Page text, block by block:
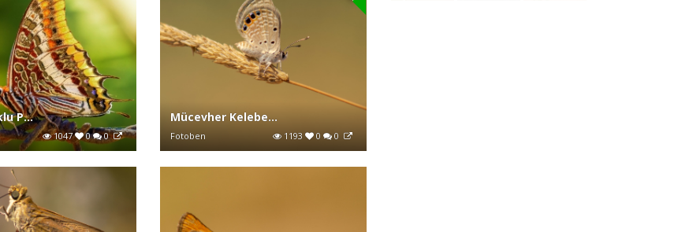
P...
1047 0 0
Mücevher Kelebe...
Fotoben 1193 0 0